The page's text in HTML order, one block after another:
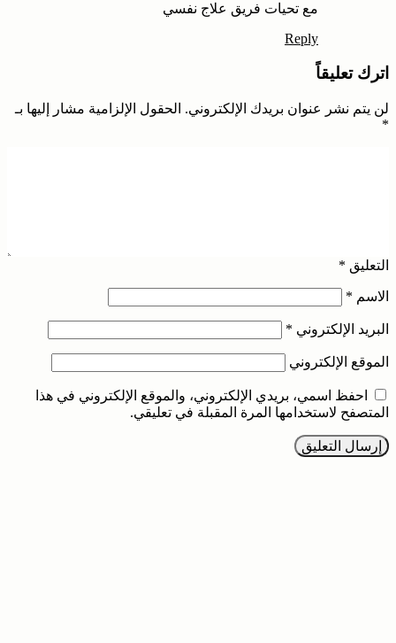
مع تحيات فريق علاج نفسي
Reply
اترك تعليقاً
لن يتم نشر عنوان بريدك الإلكتروني. الحقول الإلزامية مشار إليها بـ
*
التعليق *
الاسم *
البريد الإلكتروني *
الموقع الإلكتروني
احفظ اسمي، بريدي الإلكتروني، والموقع الإلكتروني في هذا
المتصفح لاستخدامها المرة المقبلة في تعليقي.